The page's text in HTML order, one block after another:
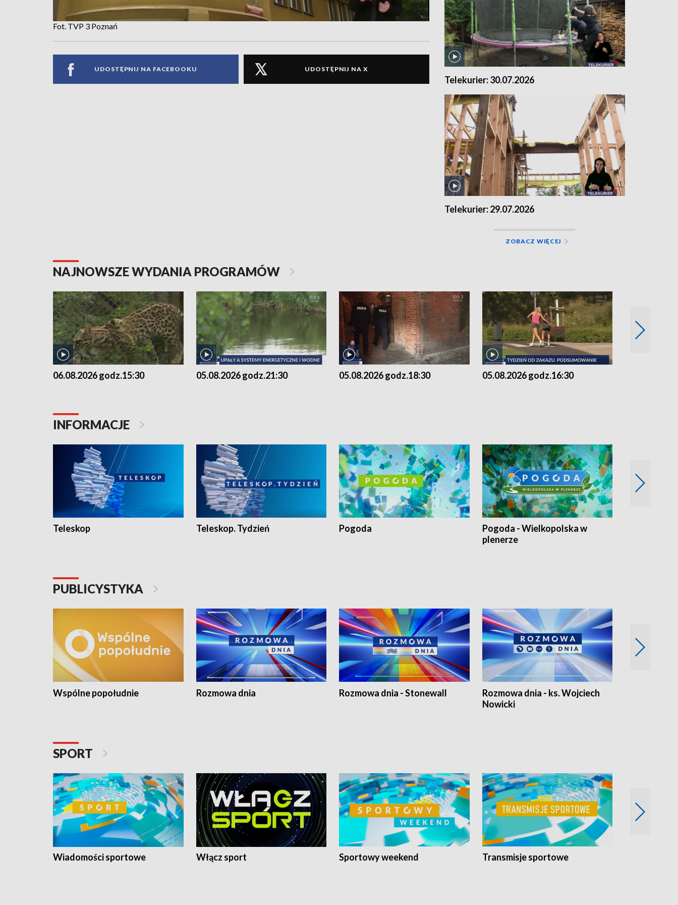
Fot. TVP 3 Poznań
UDOSTĘPNIJ NA FACEBOOKU UDOSTĘPNIJ NA X
Telekurier: 30.07.2026
Telekurier: 29.07.2026
ZOBACZ WIĘCEJ
NAJNOWSZE WYDANIA PROGRAMÓW
06.08.2026 godz.15:30 05.08.2026 godz.21:30 05.08.2026 godz.18:30 05.08.2026 godz.16:30
INFORMACJE
Teleskop Teleskop. Tydzień Pogoda
Pogoda - Wielkopolska w
plenerze
PUBLICYSTYKA
Wspólne popołudnie Rozmowa dnia Rozmowa dnia - Stonewall
Rozmowa dnia - ks. Wojciech
Nowicki
SPORT
Wiadomości sportowe Włącz sport Sportowy weekend Transmisje sportowe